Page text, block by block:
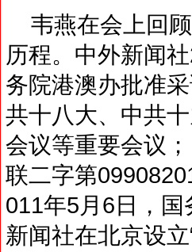
韦燕在会上回顾
历程。中外新闻
务院港澳办批准
共十八大、中共
会议等重要会议
联二字第
011年5月6日，国
新闻社在北京设